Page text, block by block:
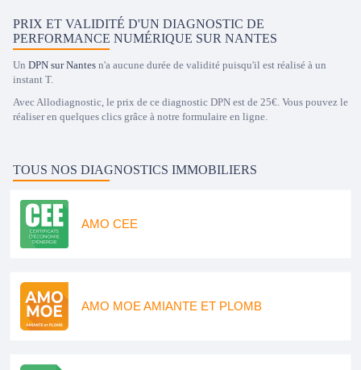
PRIX ET VALIDITÉ D'UN DIAGNOSTIC DE
PERFORMANCE NUMÉRIQUE SUR NANTES
Un DPN sur Nantes n'a aucune durée de validité puisqu'il est réalisé à un
instant T.
Avec Allodiagnostic, le prix de ce diagnostic DPN est de 25€. Vous pouvez le
réaliser en quelques clics grâce à notre formulaire en ligne.
TOUS NOS DIAGNOSTICS IMMOBILIERS
AMO CEE
AMO MOE AMIANTE ET PLOMB